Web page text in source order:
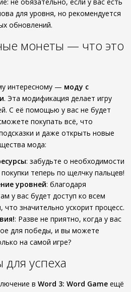
для уровня, но рекомендуется
обновлений.
монеты — что это
интересному — моду с
. Эта модификация делает игру
С её помощью у вас не будет
покупать всё, что
и даже открыть новые
мода:
: забудьте о необходимости
теперь по щелчку пальцев!
уровней: благодаря
у вас будет доступ ко всем
значительно ускорит процесс.
: Разве не приятно, когда у вас
для победы, и вы можете
на самой игре?
успеха
в Word 3: Word Game ещё